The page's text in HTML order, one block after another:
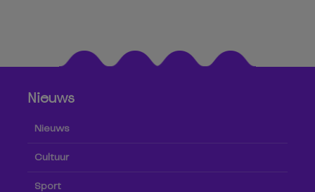
Nieuws
Nieuws
Cultuur
Sport